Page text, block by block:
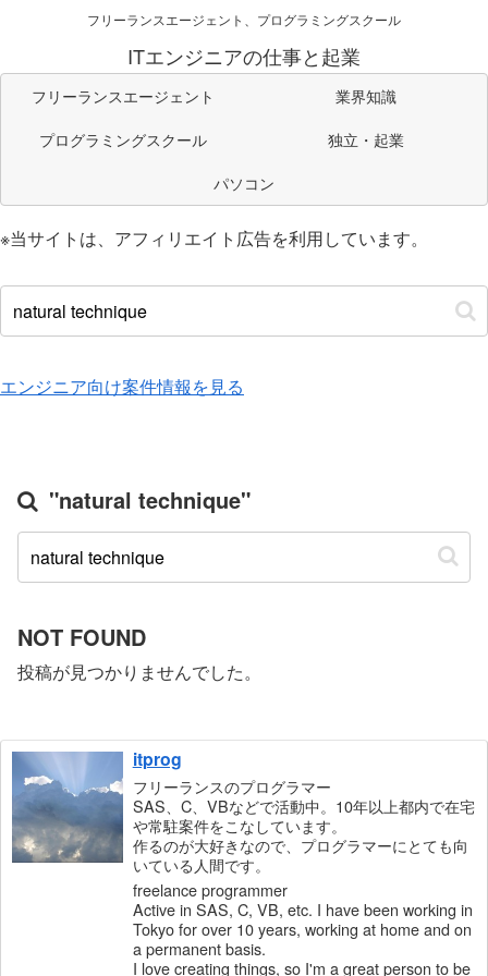
フリーランスエージェント、プログラミングスクール
ITエンジニアの仕事と起業
フリーランスエージェント
業界知識
プログラミングスクール
独立・起業
パソコン
※当サイトは、アフィリエイト広告を利用しています。
エンジニア向け案件情報を見る
"natural technique"
NOT FOUND
投稿が見つかりませんでした。
itprog
フリーランスのプログラマー
SAS、C、VBなどで活動中。10年以上都内で在宅
や常駐案件をこなしています。
作るのが大好きなので、プログラマーにとても向
いている人間です。
freelance programmer
Active in SAS, C, VB, etc. I have been working in
Tokyo for over 10 years, working at home and on
a permanent basis.
I love creating things, so I'm a great person to be